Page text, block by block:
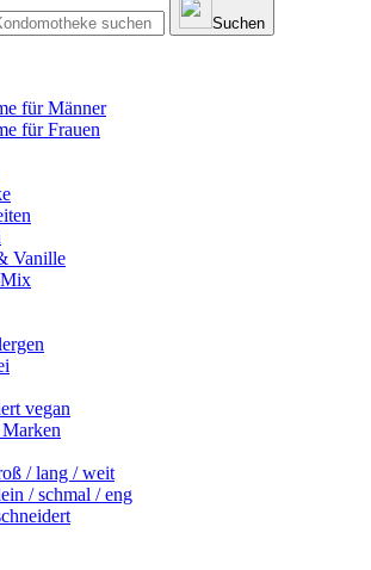
Suchen
für Männer
für Frauen
Vanille
vegan
/ lang / weit
/ schmal / eng